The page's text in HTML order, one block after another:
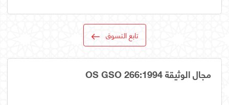
تابع التسوق
مجال الوثيقة OS GSO 266:1994